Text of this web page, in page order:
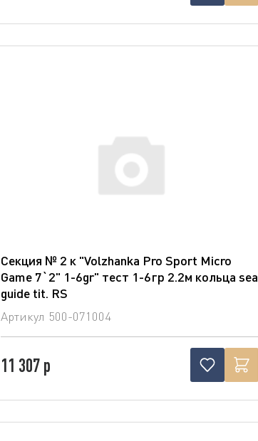
Секция № 2 к "Volzhanka Pro Sport Micro
Game 7`2" 1-6gr" тест 1-6гр 2.2м кольца sea
guide tit. RS
Артикул 500-071004
11 307 р